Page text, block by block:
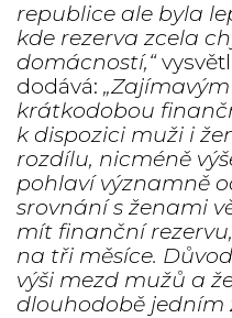
republice ale byla
kde rezerva zcela
domácností,“
dodává:
krátkodobou
k dispozici muži i
rozdílu, nicméně
pohlaví významně
srovnání s ženami
mít finanční
na tři měsíce.
výši mezd mužů a
dlouhodobě jedním